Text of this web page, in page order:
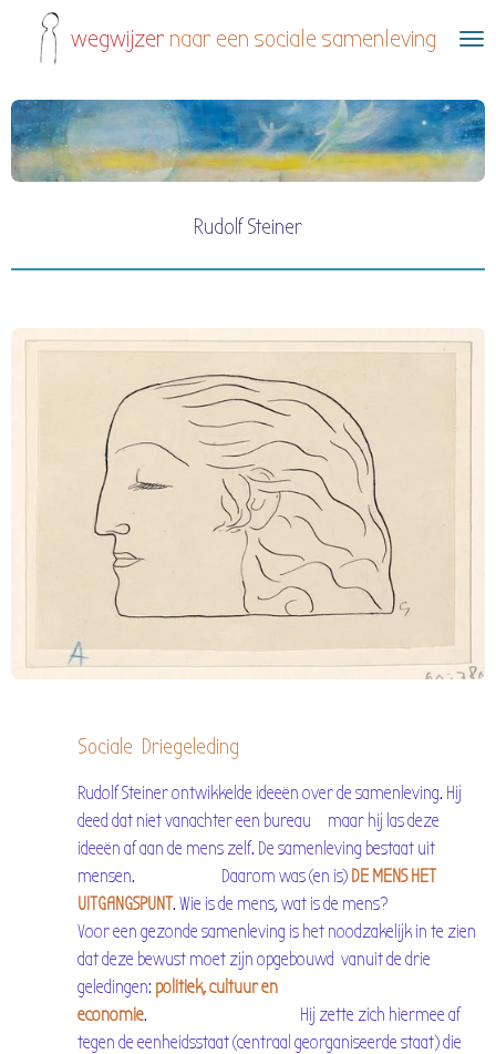
direct
de
hoofdinhoud
wegwijzer naar een sociale samenleving
Rudolf Steiner
Sociale Driegeleding
Rudolf Steiner ontwikkelde ideeën over de samenleving. Hij
deed dat niet vanachter een bureau maar hij las deze
ideeën af aan de mens zelf. De samenleving bestaat uit
mensen. Daarom was (en is) DE MENS HET
UITGANGSPUNT. Wie is de mens, wat is de mens?
Voor een gezonde samenleving is het noodzakelijk in te zien
dat deze bewust moet zijn opgebouwd vanuit de drie
geledingen: politiek, cultuur en
economie. Hij zette zich hiermee af
tegen de eenheidsstaat (centraal georganiseerde staat) die